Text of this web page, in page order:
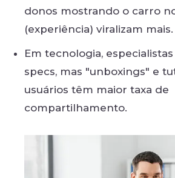
donos mostrando o carro
(experiência) viralizam mais.
Em tecnologia,
specs, mas "unboxings" e
usuários têm maior taxa de
compartilhamento.